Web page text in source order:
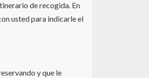
de recogida. En
usted para indicarle el
y que le